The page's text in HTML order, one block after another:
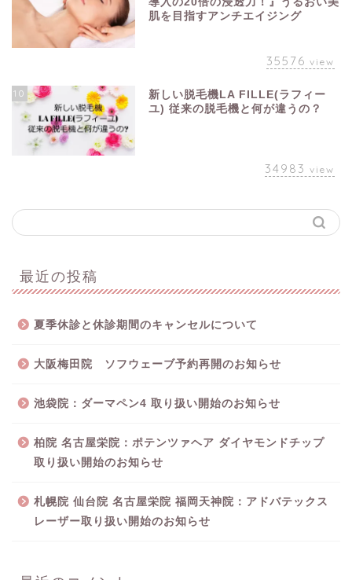
肌を目指すアンチエイジング
35576 view
10
新しい脱毛機LA FILLE(ラフィー
ユ) 従来の脱毛機と何が違うの？
34983 view
最近の投稿
夏季休診と休診期間のキャンセルについて
大阪梅田院 ソフウェーブ予約再開のお知らせ
池袋院：ダーマペン4 取り扱い開始のお知らせ
柏院 名古屋栄院：ポテンツァヘア ダイヤモンドチップ
取り扱い開始のお知らせ
札幌院 仙台院 名古屋栄院 福岡天神院：アドバテックス
レーザー取り扱い開始のお知らせ